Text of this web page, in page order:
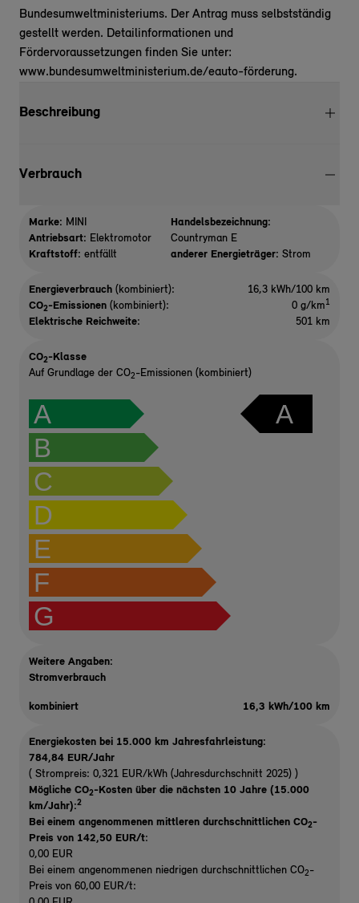
Bundesumweltministeriums. Der Antrag muss selbstständig
gestellt werden. Detailinformationen und
Fördervoraussetzungen finden Sie unter:
www.bundesumweltministerium.de/eauto-förderung.
Beschreibung
Verbrauch
Marke: MINI
Antriebsart: Elektromotor
Kraftstoff: entfällt
Handelsbezeichnung:
Countryman E
anderer Energieträger: Strom
Energieverbrauch (kombiniert):
16,3 kWh/100 km
CO2-Emissionen (kombiniert): 0 g/km1
Elektrische Reichweite: 501 km
CO2-Klasse
Auf Grundlage der CO2-Emissionen (kombiniert)
A
B
C
D
E
F
G
A
Weitere Angaben:
Stromverbrauch
kombiniert 16,3 kWh/100 km
Energiekosten bei 15.000 km Jahresfahrleistung:
784,84 EUR/Jahr
( Strompreis: 0,321 EUR/kWh (Jahresdurchschnitt 2025) )
Mögliche CO2-Kosten über die nächsten 10 Jahre (15.000
km/Jahr):2
Bei einem angenommenen mittleren durchschnittlichen CO2-
Preis von 142,50 EUR/t:
0,00 EUR
Bei einem angenommenen niedrigen durchschnittlichen CO2-
Preis von 60,00 EUR/t: